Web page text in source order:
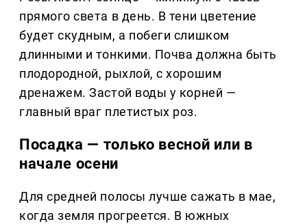
прямого света в день. В тени цветение
будет скудным, а побеги слишком
длинными и тонкими. Почва должна быть
плодородной, рыхлой, с хорошим
дренажем. Застой воды у корней —
главный враг плетистых роз.
Посадка — только весной или в
начале осени
Для средней полосы лучше сажать в мае,
когда земля прогреется. В южных